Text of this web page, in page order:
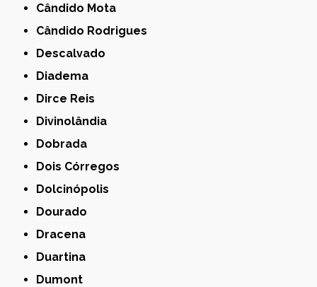
Cândido Mota
Cândido Rodrigues
Descalvado
Diadema
Dirce Reis
Divinolândia
Dobrada
Dois Córregos
Dolcinópolis
Dourado
Dracena
Duartina
Dumont